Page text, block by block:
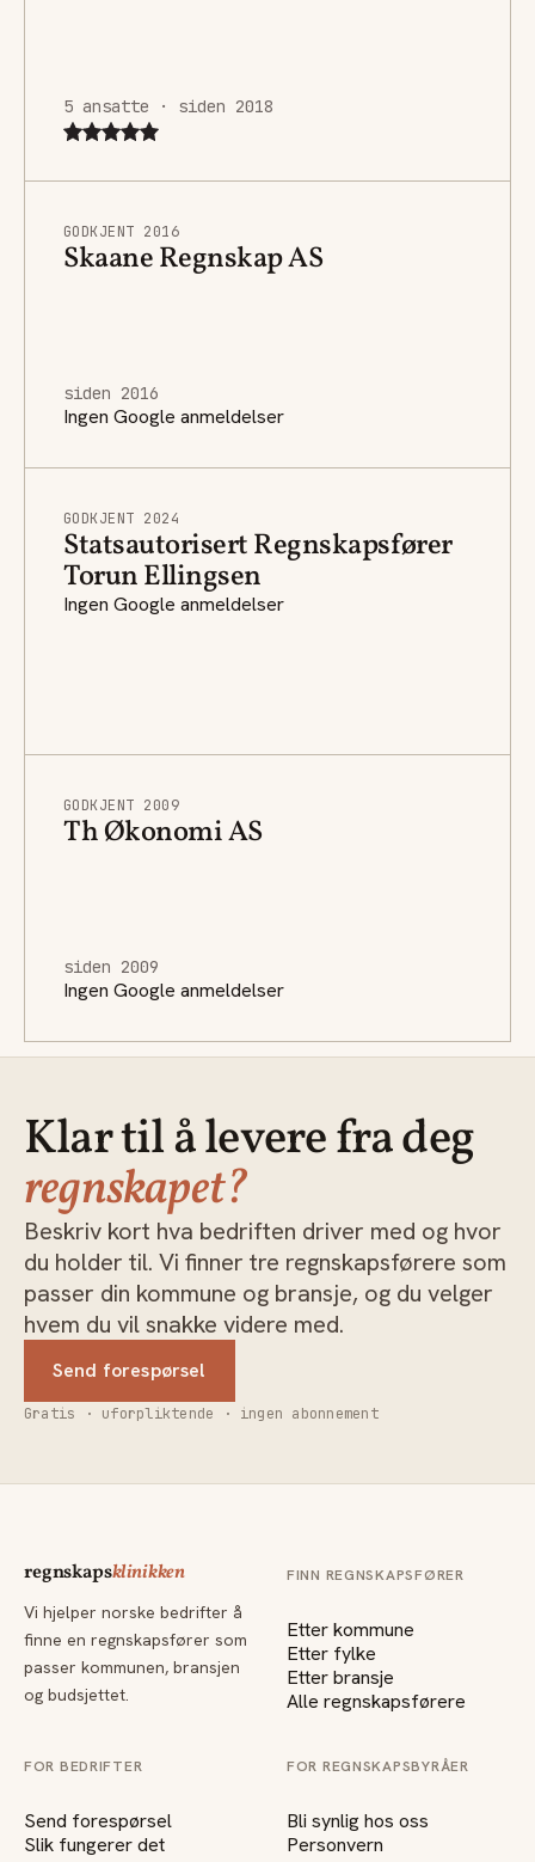
5 ansatte · siden 2018
GODKJENT 2016
Skaane Regnskap AS
siden 2016
Ingen Google anmeldelser
GODKJENT 2024
Statsautorisert Regnskapsfører
Torun Ellingsen
Ingen Google anmeldelser
GODKJENT 2009
Th Økonomi AS
siden 2009
Ingen Google anmeldelser
Klar til å levere fra deg
regnskapet?
Beskriv kort hva bedriften driver med og hvor
du holder til. Vi finner tre regnskapsførere som
passer din kommune og bransje, og du velger
hvem du vil snakke videre med.
Send forespørsel
Gratis · uforpliktende · ingen abonnement
regnskapsklinikken
Vi hjelper norske bedrifter å
finne en regnskapsfører som
passer kommunen, bransjen
og budsjettet.
FINN REGNSKAPSFØRER
Etter kommune
Etter fylke
Etter bransje
Alle regnskapsførere
FOR BEDRIFTER
Send forespørsel
Slik fungerer det
FOR REGNSKAPSBYRÅER
Bli synlig hos oss
Personvern